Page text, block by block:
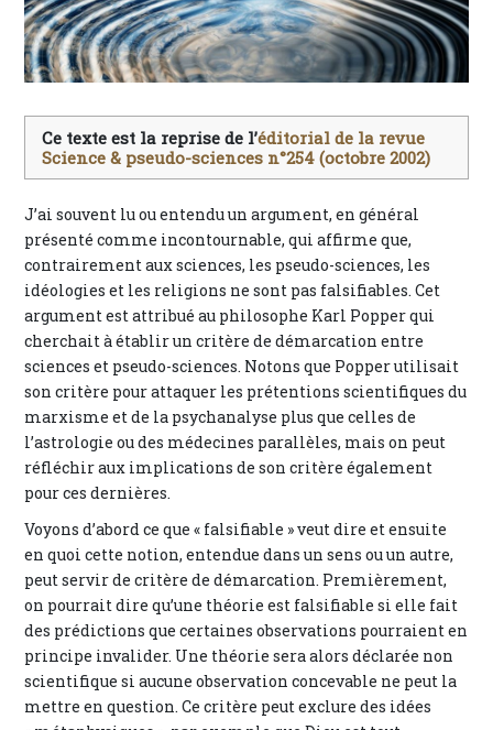
Ce texte est la reprise de l’éditorial de la revue
Science & pseudo-sciences n°254 (octobre 2002)
J’ai souvent lu ou entendu un argument, en général
présenté comme incontournable, qui affirme que,
contrairement aux sciences, les pseudo-sciences, les
idéologies et les religions ne sont pas falsifiables. Cet
argument est attribué au philosophe Karl Popper qui
cherchait à établir un critère de démarcation entre
sciences et pseudo-sciences. Notons que Popper utilisait
son critère pour attaquer les prétentions scientifiques du
marxisme et de la psychanalyse plus que celles de
l’astrologie ou des médecines parallèles, mais on peut
réfléchir aux implications de son critère également
pour ces dernières.
Voyons d’abord ce que « falsifiable » veut dire et ensuite
en quoi cette notion, entendue dans un sens ou un autre,
peut servir de critère de démarcation. Premièrement,
on pourrait dire qu’une théorie est falsifiable si elle fait
des prédictions que certaines observations pourraient en
principe invalider. Une théorie sera alors déclarée non
scientifique si aucune observation concevable ne peut la
mettre en question. Ce critère peut exclure des idées